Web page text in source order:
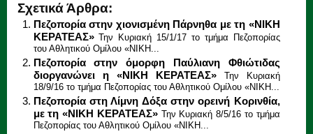
Σχετικά Άρθρα:
Πεζοπορία στην χιονισμένη Πάρνηθα με τη «ΝΙΚΗ
ΚΕΡΑΤΕΑΣ»
Την Κυριακή 15/1/17 το τμήμα Πεζοπορίας
του Αθλητικού Ομίλου «ΝΙΚΗ...
Πεζοπορία στην όμορφη Παύλιανη Φθιώτιδας
διοργανώνει η «ΝΙΚΗ ΚΕΡΑΤΕΑΣ»
Την Κυριακή
18/9/16 το τμήμα Πεζοπορίας του Αθλητικού Ομίλου «ΝΙΚΗ...
Πεζοπορία στη Λίμνη Δόξα στην ορεινή Κορινθία,
με τη «ΝΙΚΗ ΚΕΡΑΤΕΑΣ»
Την Κυριακή 8/5/16 το τμήμα
Πεζοπορίας του Αθλητικού Ομίλου «ΝΙΚΗ...